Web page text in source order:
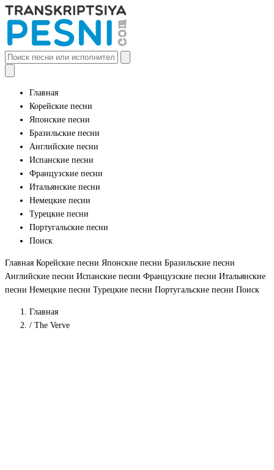
Главная
Корейские песни
Японские песни
Бразильские песни
Английские песни
Испанские песни
Французские песни
Итальянские песни
Немецкие песни
Турецкие песни
Португальские песни
Поиск
Главная Корейские песни Японские песни Бразильские песни
Английские песни Испанские песни Французские песни Итальянские
песни Немецкие песни Турецкие песни Португальские песни Поиск
Главная
/ The Verve